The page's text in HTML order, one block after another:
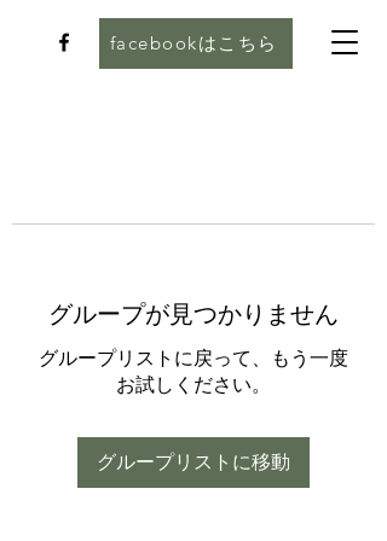
facebookはこちら
グループが見つかりません
グループリストに戻って、もう一度
お試しください。
グループリストに移動